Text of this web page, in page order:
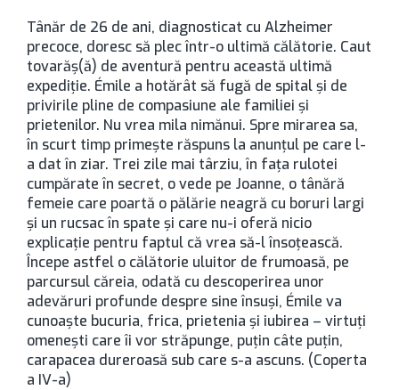
Tânăr de 26 de ani, diagnosticat cu Alzheimer
precoce, doresc să plec într-o ultimă călătorie. Caut
tovarăș(ă) de aventură pentru această ultimă
expediție. Émile a hotărât să fugă de spital și de
privirile pline de compasiune ale familiei și
prietenilor. Nu vrea mila nimănui. Spre mirarea sa,
în scurt timp primește răspuns la anunțul pe care l-
a dat în ziar. Trei zile mai târziu, în fața rulotei
cumpărate în secret, o vede pe Joanne, o tânără
femeie care poartă o pălărie neagră cu boruri largi
și un rucsac în spate și care nu-i oferă nicio
explicație pentru faptul că vrea să-l însoțească.
Începe astfel o călătorie uluitor de frumoasă, pe
parcursul căreia, odată cu descoperirea unor
adevăruri profunde despre sine însuși, Émile va
cunoaște bucuria, frica, prietenia și iubirea – virtuți
omenești care îi vor străpunge, puțin câte puțin,
carapacea dureroasă sub care s-a ascuns. (Coperta
a IV-a)